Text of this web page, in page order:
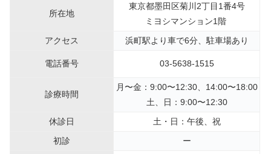
所在地
東京都墨田区菊川2丁目1番4号
ミヨシマンション1階
アクセス
浜町駅より車で6分、駐車場あり
電話番号 03-5638-1515
診療時間
月〜金：9:00〜12:30、14:00〜18:00
土、日：9:00〜12:30
休診日
土・日：午後、祝
初診
ー